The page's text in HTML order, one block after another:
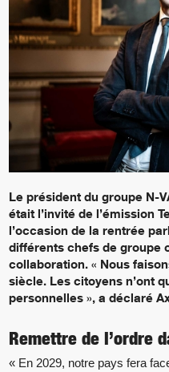
Le président du groupe N-
était l’invité de l’émission
l’occasion de la rentrée
différents chefs de groupe
collaboration. « Nous
siècle. Les citoyens n’ont
personnelles », a déclaré
Remettre de l’ordre
« En 2029, notre pays fera